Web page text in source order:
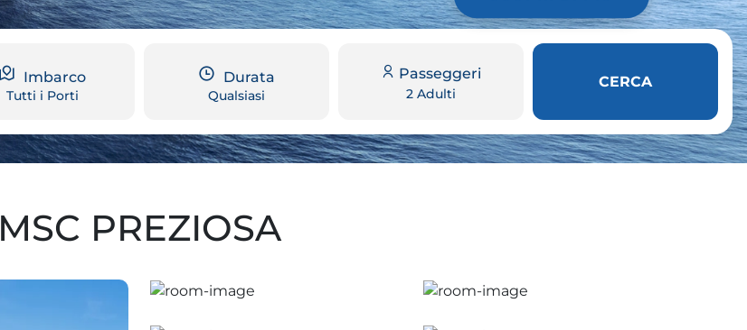
Imbarco
Tutti i Porti
Durata
Qualsiasi
Passeggeri
2 Adulti
CERCA
MSC PREZIOSA